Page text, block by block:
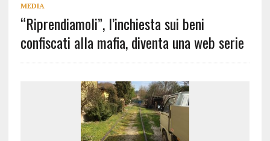
MEDIA
“Riprendiamoli”, l’inchiesta sui beni
confiscati alla mafia, diventa una web serie